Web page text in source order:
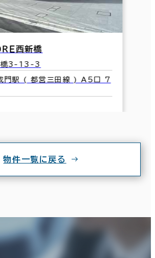
ＲＥ西新橋
橋3-13-3
成門駅 ( 都営三田線 ) A5口 7
物件一覧に戻る